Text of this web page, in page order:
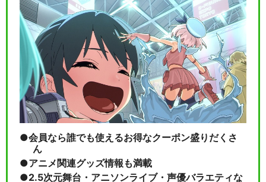
会員なら誰でも使えるお得なクーポン盛りだくさ
ん
アニメ関連グッズ情報も満載
2.5次元舞台・アニソンライブ・声優バラエティな